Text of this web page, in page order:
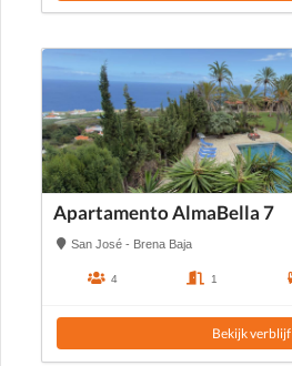
Apartamento AlmaBella 7
San José - Brena Baja
4 1
Bekijk verblijf